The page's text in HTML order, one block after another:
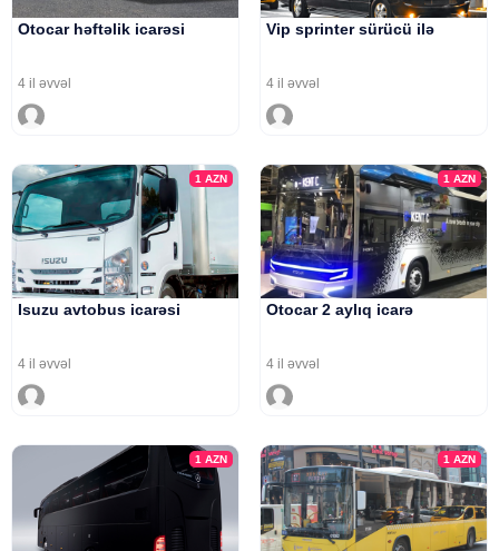
Otocar həftəlik icarəsi
4 il əvvəl
Vip sprinter sürücü ilə
4 il əvvəl
1AZN
Isuzu avtobus icarəsi
4 il əvvəl
1 AZN
Otocar 2 aylıq icarə
4 il əvvəl
1AZN 1 AZN